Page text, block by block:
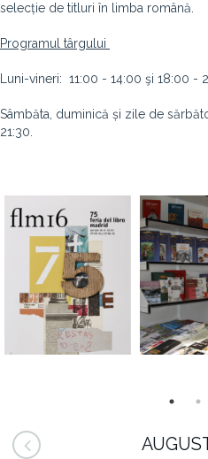
selecție de titluri în limba română.
Programul târgului
Luni-vineri: 11:00 - 14:00 şi 18:00 -
Sâmbăta, duminică și zile de
21:30.